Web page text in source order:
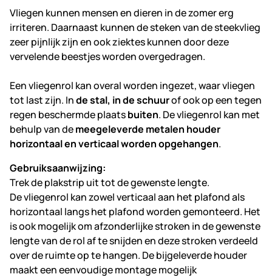
Vliegen kunnen mensen en dieren in de zomer erg
irriteren. Daarnaast kunnen de steken van de steekvlieg
zeer pijnlijk zijn en ook ziektes kunnen door deze
vervelende beestjes worden overgedragen.
Een vliegenrol kan overal worden ingezet, waar vliegen
tot last zijn. Inde stal, in de schuurof ook op een tegen
regen beschermde plaatsbuiten. De vliegenrol kan met
behulp van demeegeleverde metalen houder
horizontaal en verticaal worden opgehangen.
Gebruiksaanwijzing:
Trek de plakstrip uit tot de gewenste lengte.
De vliegenrol kan zowel verticaal aan het plafond als
horizontaal langs het plafond worden gemonteerd. Het
is ook mogelijk om afzonderlijke stroken in de gewenste
lengte van de rol af te snijden en deze stroken verdeeld
over de ruimte op te hangen. De bijgeleverde houder
maakt een eenvoudige montage mogelijk